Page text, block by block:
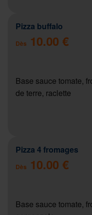
Pizza buffalo
Dès 10.00 €
Base sauce tomate,
de terre, raclette
Pizza 4 fromages
Dès 10.00 €
Base sauce tomate,